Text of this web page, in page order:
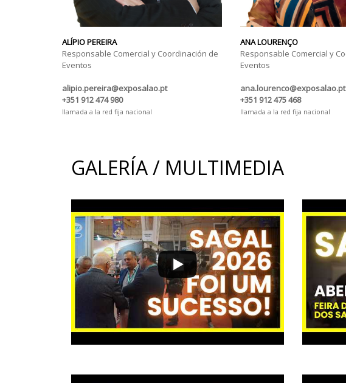
ALÍPIO PEREIRA
Responsable Comercial y Coordinación de
Eventos
alipio.pereira@exposalao.pt
+351 912 474 980
llamada a la red fija nacional
ANA LOURENÇO
Responsable Comercial y
Eventos
ana.lourenco@exposalao.pt
+351 912 475 468
llamada a la red fija nacional
GALERÍA / MULTIMEDIA